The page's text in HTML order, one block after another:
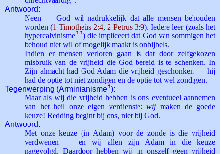
Antwoord:
Neen — God wil nadrukkelijk dat alle mensen behouden
worden (1 Timotheüs 2:4, 2 Petrus 3:9). Iedere leer (zoals het
hyper­calvinismeꜛ ꜛ) die impliceert dat God van sommigen het
behoud niet wil of mogelijk maakt is onbijbels.
Indien er mensen verloren gaan is dat door zelfgekozen
misbruik van de vrijheid die God bereid is te schenken. In
Zijn almacht had God Adam die vrijheid geschonken — hij
had de optie tot niet zondigen en de optie tot wel zondigen.
Tegenwerping (Arminianismeꜛ):
Maar als wij die vrijheid hebben is ons eventueel aannemen
van het heil onze eigen verdienste:wij maken de goede
keuze! Redding begint bij ons, niet bij God.
Antwoord:
Met onze keuze (in Adam) voor de zonde is die vrijheid
verdwenen — en wij allen zijn Adam in die keuze
nagevolgd. Daardoor hebben wij in onszelf geen vrijheid